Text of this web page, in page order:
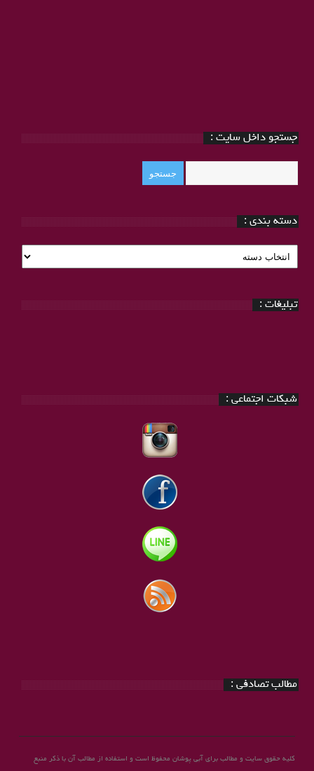
جستجو داخل سایت :
دسته بندی :
دسته
بندی
تبلیغات :
شبکات اجتماعی :
مطالب تصادفی :
کلیه حقوق سایت و مطالب برای آبی پوشان محفوظ است و استفاده از مطالب آن با ذکر منبع